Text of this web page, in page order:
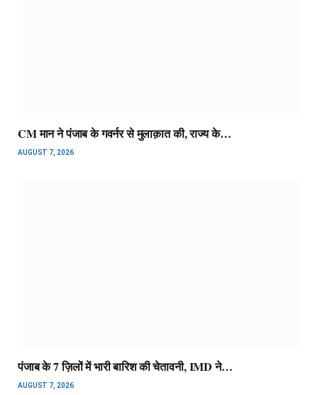
CM मान ने पंजाब के गवर्नर से मुलाक़ात की, राज्य के…
AUGUST 7, 2026
पंजाब के 7 ज़िलों में भारी बारिश की चेतावनी, IMD ने…
AUGUST 7, 2026